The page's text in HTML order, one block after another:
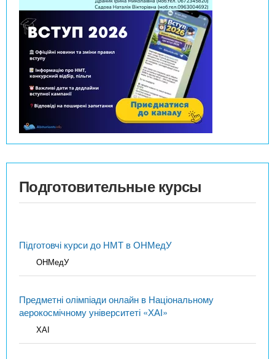
Подготовительные курсы
Підготовчі курси до НМТ в ОНМедУ
ОНМедУ
Предметні олімпіади онлайн в Національному
аерокосмічному університеті «ХАІ»
ХАІ